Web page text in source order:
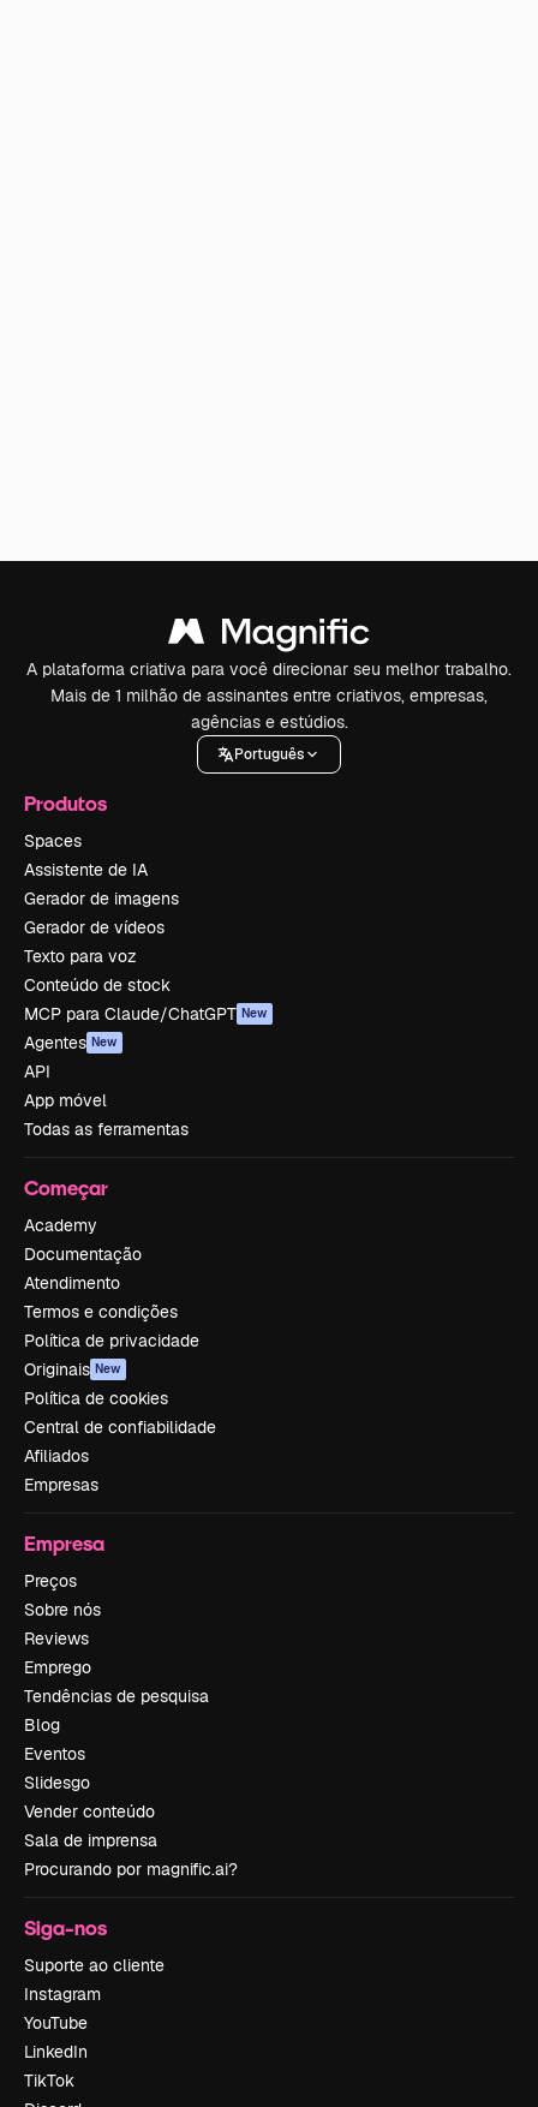
A plataforma criativa para você direcionar seu melhor trabalho.
Mais de 1 milhão de assinantes entre criativos, empresas,
agências e estúdios.
Português
Produtos
Spaces
Assistente de IA
Gerador de imagens
Gerador de vídeos
Texto para voz
Conteúdo de stock
MCP para Claude/ChatGPT New
Agentes New
API
App móvel
Todas as ferramentas
Começar
Academy
Documentação
Atendimento
Termos e condições
Política de privacidade
Originais New
Política de cookies
Central de confiabilidade
Afiliados
Empresas
Empresa
Preços
Sobre nós
Reviews
Emprego
Tendências de pesquisa
Blog
Eventos
Slidesgo
Vender conteúdo
Sala de imprensa
Procurando por magnific.ai?
Siga-nos
Suporte ao cliente
Instagram
YouTube
LinkedIn
TikTok